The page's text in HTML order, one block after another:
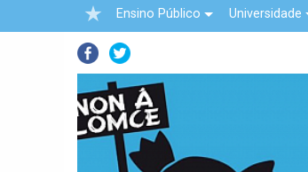
Ensino Público Universidade
Facebook